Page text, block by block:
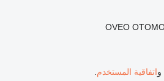
واتفاقية المستخدم